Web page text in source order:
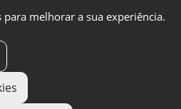
para melhorar a sua experiência.